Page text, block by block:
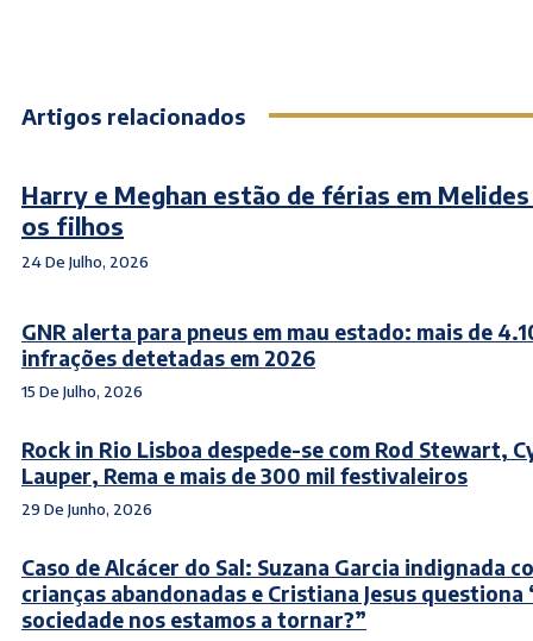
Artigos relacionados
Harry e Meghan estão de férias em
os filhos
24 De Julho, 2026
GNR alerta para pneus em mau estado: mais de
infrações detetadas em 2026
15 De Julho, 2026
Rock in Rio Lisboa despede-se com Rod Stewart,
Lauper, Rema e mais de 300 mil festivaleiros
29 De Junho, 2026
Caso de Alcácer do Sal: Suzana Garcia indignada
crianças abandonadas e Cristiana Jesus questiona
sociedade nos estamos a tornar?”